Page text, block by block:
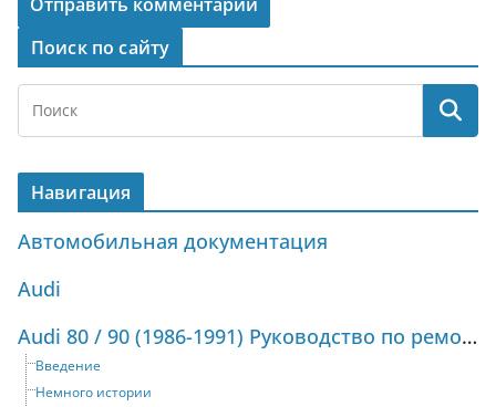
Поиск по сайту
Навигация
Автомобильная документация
Audi
Audi 80 / 90 (1986-1991) Руководство по ремонту и техническому обслуживанию
Введение
Немного истории